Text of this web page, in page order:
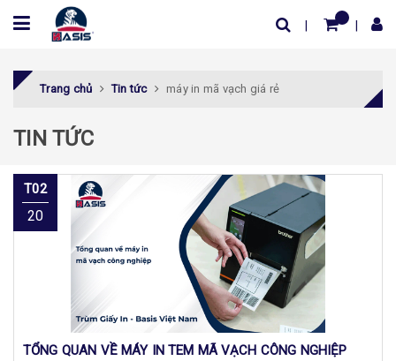
Trang chủ Tin tức máy in mã vạch giá rẻ
TIN TỨC
T02
20
TỔNG QUAN VỀ MÁY IN TEM MÃ VẠCH CÔNG NGHIỆP